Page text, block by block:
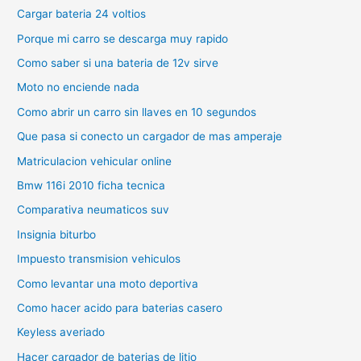
Cargar bateria 24 voltios
Porque mi carro se descarga muy rapido
Como saber si una bateria de 12v sirve
Moto no enciende nada
Como abrir un carro sin llaves en 10 segundos
Que pasa si conecto un cargador de mas amperaje
Matriculacion vehicular online
Bmw 116i 2010 ficha tecnica
Comparativa neumaticos suv
Insignia biturbo
Impuesto transmision vehiculos
Como levantar una moto deportiva
Como hacer acido para baterias casero
Keyless averiado
Hacer cargador de baterias de litio